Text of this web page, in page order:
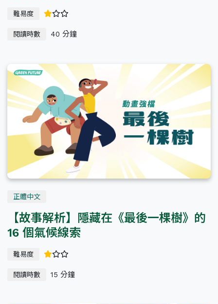
難易度
閱讀時數 40 分鐘
正體中文
【故事解析】隱藏在《最後一棵樹》的
16 個氣候線索
難易度
閱讀時數 15 分鐘